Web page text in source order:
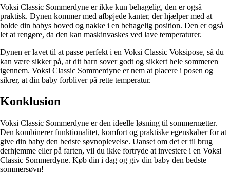
Voksi Classic Sommerdyne er ikke kun behagelig, den er også
praktisk. Dynen kommer med afbøjede kanter, der hjælper med at
holde din babys hoved og nakke i en behagelig position. Den er også
let at rengøre, da den kan maskinvaskes ved lave temperaturer.
Dynen er lavet til at passe perfekt i en Voksi Classic Voksipose, så du
kan være sikker på, at dit barn sover godt og sikkert hele sommeren
igennem. Voksi Classic Sommerdyne er nem at placere i posen og
sikrer, at din baby forbliver på rette temperatur.
Konklusion
Voksi Classic Sommerdyne er den ideelle løsning til sommernætter.
Den kombinerer funktionalitet, komfort og praktiske egenskaber for at
give din baby den bedste søvnoplevelse. Uanset om det er til brug
derhjemme eller på farten, vil du ikke fortryde at investere i en Voksi
Classic Sommerdyne. Køb din i dag og giv din baby den bedste
sommersøvn!